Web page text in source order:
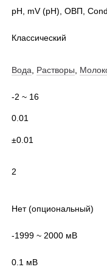
pH, mV (pH), ОВП,
Классический
Вода Растворы
-2 ~ 16
0.01
±0.01
2
Нет (опциональный)
-1999 ~ 2000 мВ
0.1 мВ